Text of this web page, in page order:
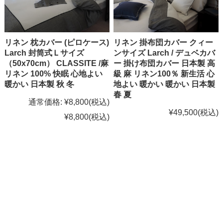
リネン 枕カバー (ピロケース)
Larch 封筒式Ｌサイズ
（50x70cm） CLASSITE /麻
リネン 100% 快眠 心地よい
暖かい 日本製 秋 冬
通常価格: ¥8,800(税込)
¥8,800(税込)
リネン 掛布団カバー クィー
ンサイズ Larch / デュベカバ
ー 掛け布団カバー 日本製 高
級 麻 リネン100％ 新生活 心
地よい 暖かい 暖かい 日本製
春 夏
¥49,500(税込)